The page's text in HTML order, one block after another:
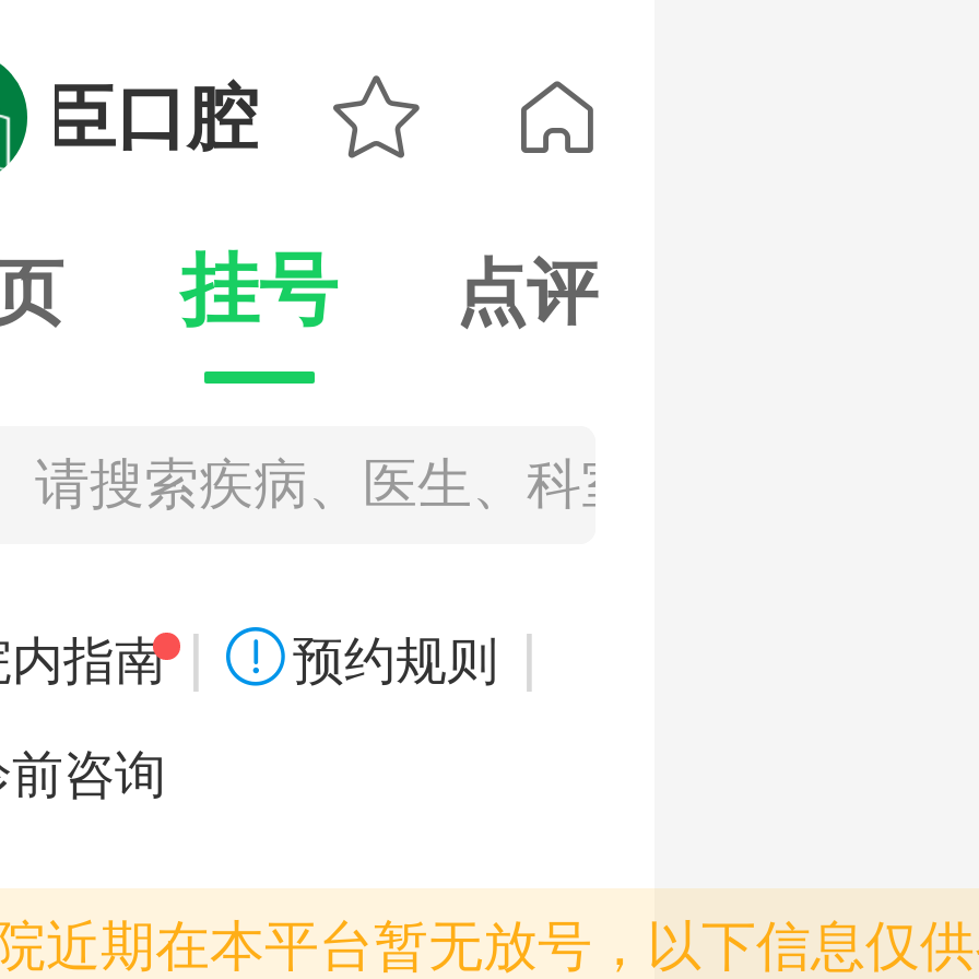
臣口腔（光华中心院区）
 
挂号 点评
请搜索疾病、医生、科室
内指南 | 预约规则 |
咨询
近期在本平台暂无放号，以下信息仅